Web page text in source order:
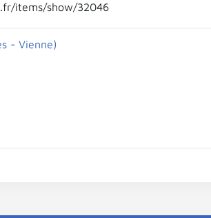
items/show/32046
- Vienne)